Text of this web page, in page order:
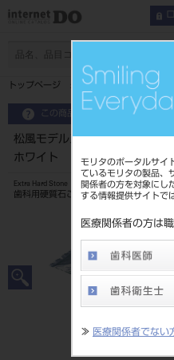
モリタのポータルサイ
ているモリタの製品、
関係者の方を対象にし
する情報提供サイトで
医療関係者の方は
≫ 医療関係者でない
トップページ 松風モデルストーン
この商品に関するお問い合わせ
松風モデルストーン 3kgエコ
ホワイト
Extra Hard Stone
歯科用硬質石こう（タイプ3：超硬質石